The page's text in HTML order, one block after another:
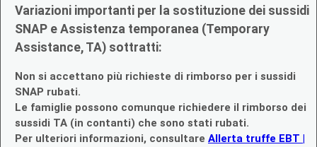
Variazioni importanti per la sostituzione dei sussidi
SNAP e Assistenza temporanea (Temporary
Assistance, TA) sottratti:
Non si accettano più richieste di rimborso per i sussidi
SNAP rubati.
Le famiglie possono comunque richiedere il rimborso dei
sussidi TA (in contanti) che sono stati rubati.
Per ulteriori informazioni, consultare Allerta truffe EBT |